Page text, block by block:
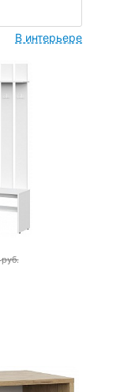
В интерьере
руб.